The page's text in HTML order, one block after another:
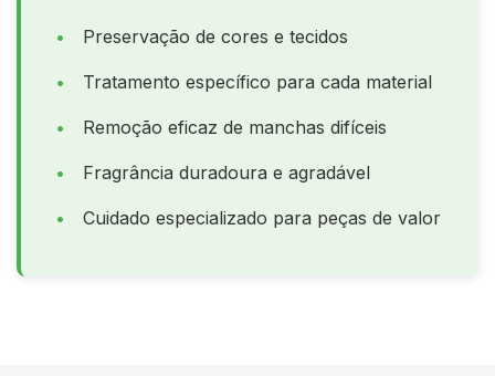
Preservação de cores e tecidos
Tratamento específico para cada material
Remoção eficaz de manchas difíceis
Fragrância duradoura e agradável
Cuidado especializado para peças de valor